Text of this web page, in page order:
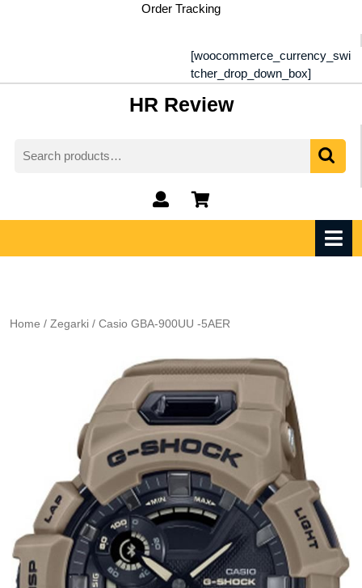
Order Tracking
[woocommerce_currency_swi
tcher_drop_down_box]
HR Review
for:
My
Account
shopping
cart
Home / Zegarki / Casio GBA-900UU -5AER